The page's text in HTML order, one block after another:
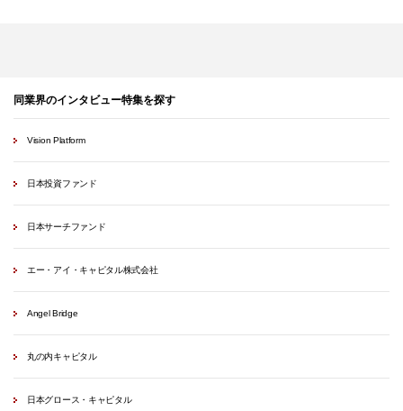
同業界のインタビュー特集を探す
Vision Platform
日本投資ファンド
日本サーチファンド
エー・アイ・キャピタル株式会社
Angel Bridge
丸の内キャピタル
日本グロース・キャピタル